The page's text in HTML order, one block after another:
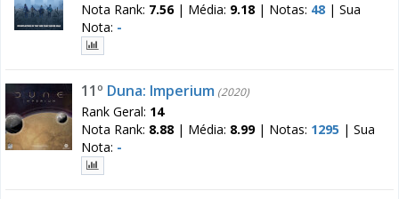
Nota Rank: 7.56| Média: 9.18 | Notas: 48 | Sua
Nota: -
11º Duna: Imperium (2020)
Rank Geral: 14
Nota Rank: 8.88 | Média: 8.99| Notas: 1295 | Sua
Nota: -